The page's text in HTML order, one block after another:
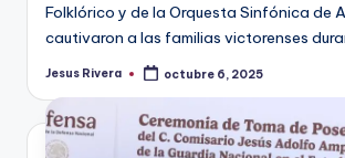
Folklórico y de la Orquesta Sinfónica de
cautivaron a las familias victorenses
Publicado
Jesus Rivera octubre 6, 2025